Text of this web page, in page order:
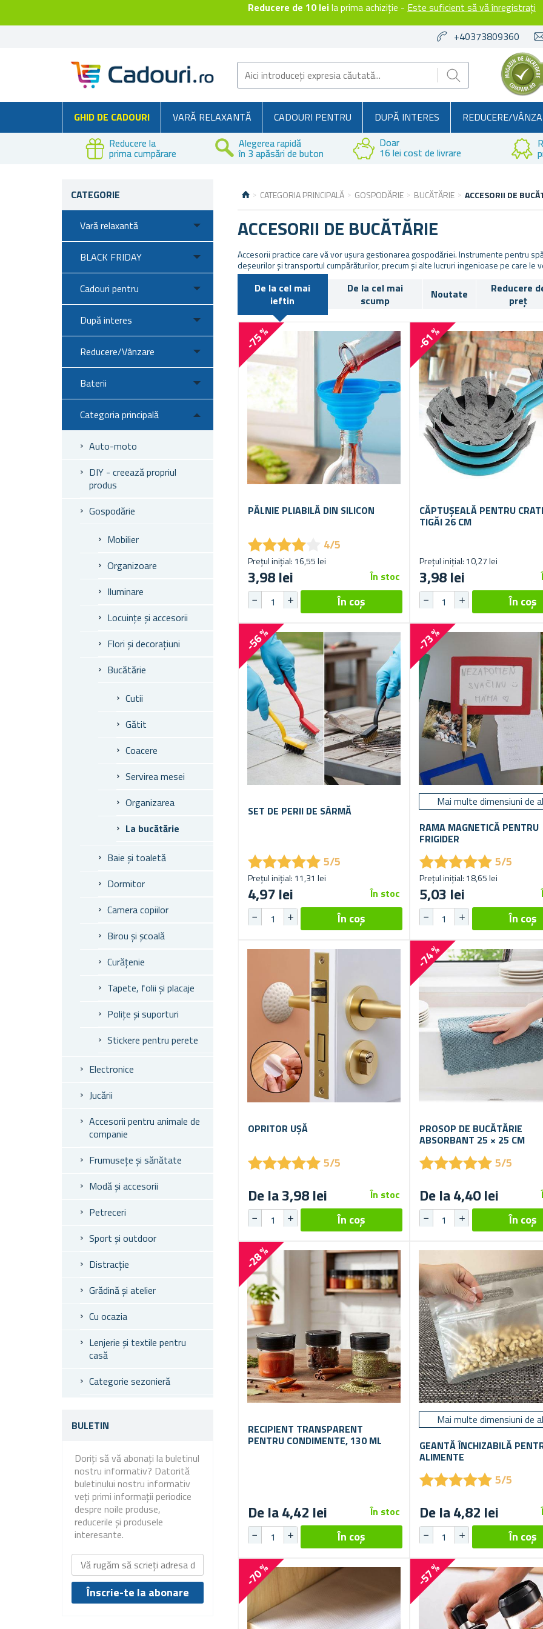
Reducere de 10 leila prima achiziție - Este suficient să vă înregistrați
+40373809360
GHID DE CADOURI VARĂ RELAXANTĂ CADOURI PENTRU DUPĂ INTERES
REDUCERE/
Reducere la
prima cumpărare
Alegerea rapidă
în 3 apăsări de buton
Doar
16 lei cost de livrare
CATEGORIE
Vară relaxantă
BLACK FRIDAY
Cadouri pentru
După interes
Reducere/Vânzare
Baterii
Categoria principală
Auto-moto
DIY - creează propriul
produs
Gospodărie
Mobilier
Organizoare
Iluminare
Locuințe și accesorii
Flori și decorațiuni
Bucătărie
Cutii
Gătit
Coacere
Servirea mesei
Organizarea
La bucătărie
Baie și toaletă
Dormitor
Camera copiilor
Birou și școală
Curățenie
Tapete, folii și placaje
Polițe și suporturi
Stickere pentru perete
Electronice
Jucării
Accesorii pentru animale de
companie
Frumusețe și sănătate
Modă și accesorii
Petreceri
Sport și outdoor
Distracție
Grădină și atelier
Cu ocazia
Lenjerie și textile pentru
casă
Categorie sezonieră
BULETIN
Doriți să vă abonați la buletinul
nostru informativ? Datorită
buletinului nostru informativ
veți primi informații periodice
despre noile produse,
reducerile și produsele
interesante.
CATEGORIA PRINCIPALĂ GOSPODĂRIE BUCĂTĂRIE ACCESORII DE
ACCESORII DE BUCĂTĂRIE
Accesorii practice care vă vor ușura gestionarea gospodăriei. Instrumente pentru
deșeurilor și transportul cumpărăturilor, precum și alte lucruri ingenioase pe care le
De la cel mai
ieftin
De la cel mai
scump
Noutate
Reducere
preț
-75 %
PĂLNIE PLIABILĂ DIN SILICON
★★★★
★★★★ 4/5
Prețul inițial: 16,55 lei
3,98 lei În stoc
-61 %
CĂPTUŞEALĂ PENTRU
TIGĂI 26 CM
Prețul inițial: 10,27 lei
3,98 lei
-56 %
SET DE PERII DE SÂRMĂ
★★★★★
★★★★★5/5
Prețul inițial: 11,31 lei
4,97 lei În stoc
-73 %
Mai multe dimensiuni de
RAMA MAGNETICĂ PENTRU
FRIGIDER
★★★★★
★★★★★5/5
Prețul inițial: 18,65 lei
5,03 lei
OPRITOR UȘĂ
★★★★★
★★★★★5/5
De la 3,98 lei În stoc
-74 %
PROSOP DE BUCĂTĂRIE
ABSORBANT 25 × 25 CM
★★★★★
★★★★★5/5
De la 4,40 lei
-28 %
RECIPIENT TRANSPARENT
PENTRU CONDIMENTE, 130 ML
De la 4,42 lei În stoc
Mai multe dimensiuni de
GEANTĂ ÎNCHIZABILĂ
ALIMENTE
★★★★★
★★★★★5/5
De la 4,82 lei
-70 % -57 %